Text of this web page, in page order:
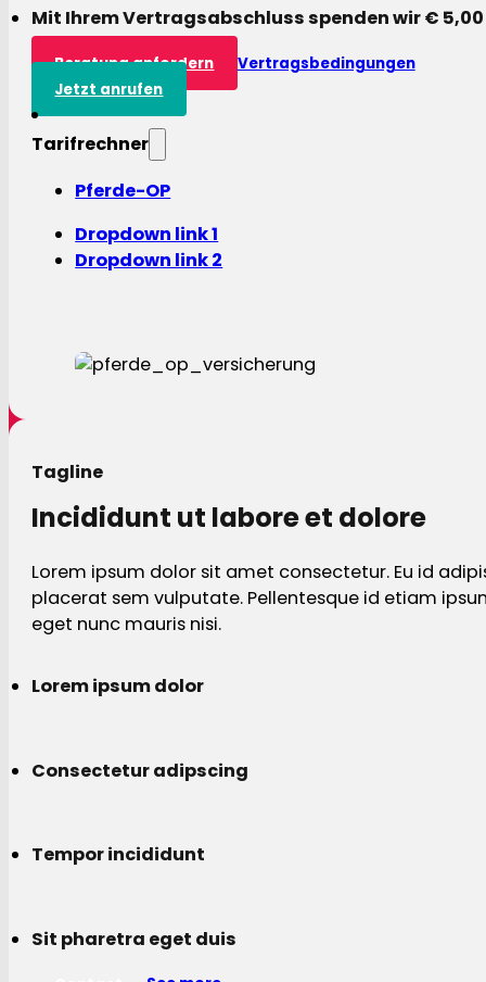
Mit Ihrem Vertragsabschluss spenden wir €
Beratung anfordern
Vertragsbedingungen
Jetzt anrufen
Tarifrechner
Pferde-OP
Dropdown link 1
Dropdown link 2
Tagline
Incididunt ut labore et dolore
Lorem ipsum dolor sit amet consectetur. Eu id
placerat sem vulputate. Pellentesque id etiam
eget nunc mauris nisi.
Lorem ipsum dolor
Consectetur adipscing
Tempor incididunt
Sit pharetra eget duis